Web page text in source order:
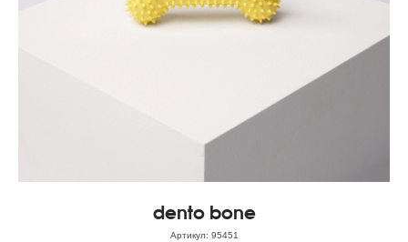
dento bone
Артикул: 95451